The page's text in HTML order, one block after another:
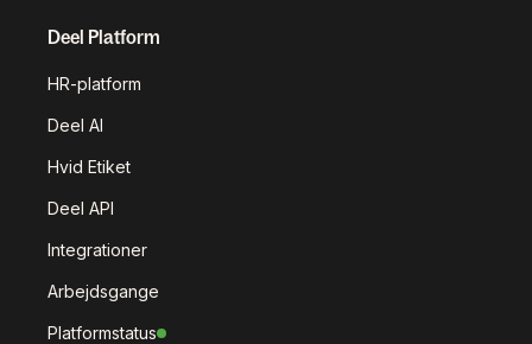
Deel Platform
HR-platform
Deel AI
Hvid Etiket
Deel API
Integrationer
Arbejdsgange
Platformstatus